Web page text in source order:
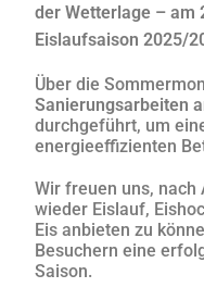
der Wetterlage – am
Eislaufsaison 2025/
Über die
Sanierungsarbeiten
durchgeführt, um
energieeffizienten
Wir freuen uns,
wieder Eislauf,
Eis anbieten zu
Besuchern eine
Saison.